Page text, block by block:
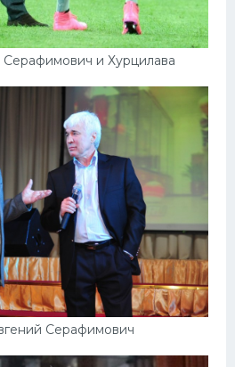
и Хурцилава
Серафимович